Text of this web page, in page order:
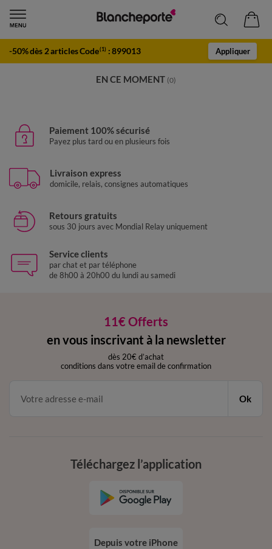
-50% dès 2 articles Code(1) :899013 Appliquer
EN CE MOMENT (0)
Paiement 100% sécurisé
Payez plus tard ou en plusieurs fois
Livraison express
domicile, relais, consignes automatiques
Retours gratuits
sous 30 jours avec Mondial Relay uniquement
Service clients
par chat et par téléphone
de 8h00 à 20h00 du lundi au samedi
11€ Offerts
en vous inscrivant à la newsletter
dès 20€ d’achat
conditions dans votre email de confirmation
Ok
Téléchargez l’application
Depuis votre iPhone